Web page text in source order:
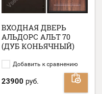
ВХОДНАЯ ДВЕРЬ
АЛЬДОРС АЛЬТ 70
(ДУБ КОНЬЯЧНЫЙ)
Добавить к сравнению
23900 руб.